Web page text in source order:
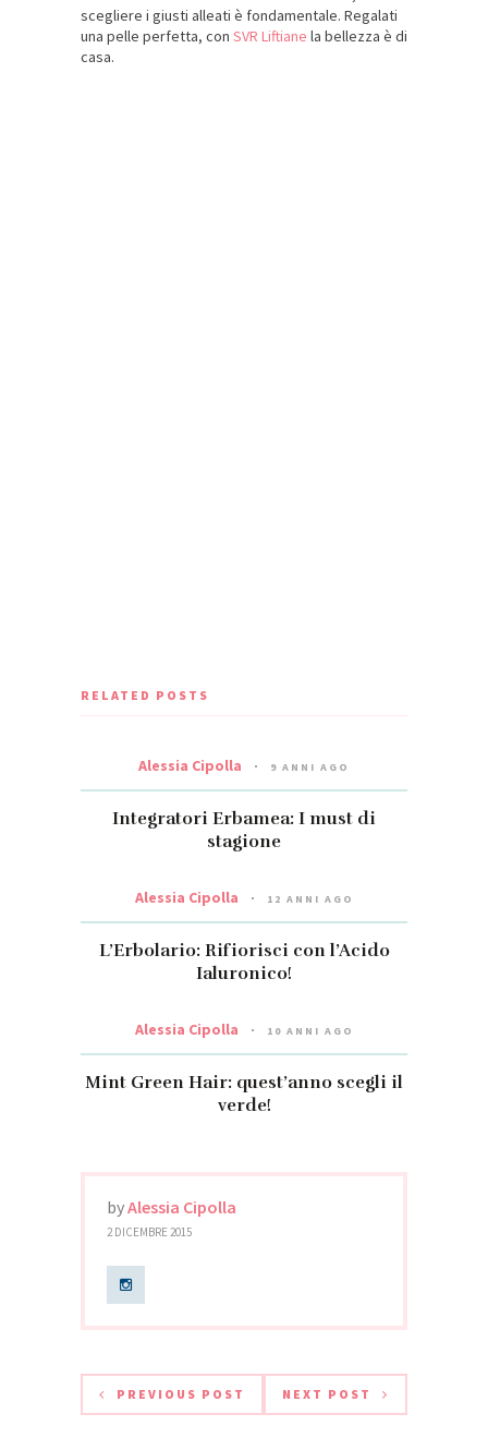
scegliere i giusti alleati è fondamentale. Regalati
una pelle perfetta, con SVR Liftiane la bellezza è di
casa.
RELATED POSTS
Alessia Cipolla 9 ANNI AGO
Integratori Erbamea: I must di
stagione
Alessia Cipolla 12 ANNI AGO
L’Erbolario: Rifiorisci con l’Acido
Ialuronico!
Alessia Cipolla 10 ANNI AGO
Mint Green Hair: quest’anno scegli il
verde!
byAlessia Cipolla
2 DICEMBRE 2015
PREVIOUS POST NEXT POST